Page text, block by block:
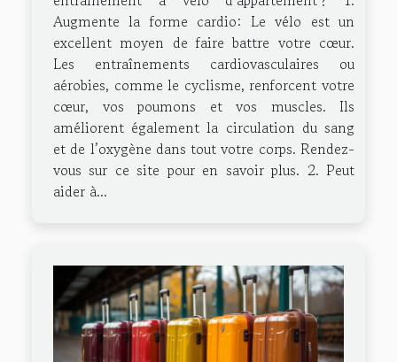
Augmente la forme cardio: Le vélo est un
excellent moyen de faire battre votre cœur.
Les entraînements cardiovasculaires ou
aérobies, comme le cyclisme, renforcent votre
cœur, vos poumons et vos muscles. Ils
améliorent également la circulation du sang
et de l’oxygène dans tout votre corps. Rendez-
vous sur ce site pour en savoir plus. 2. Peut
aider à...